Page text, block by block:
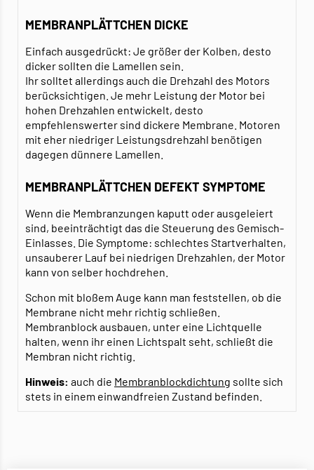
MEMBRANPLÄTTCHEN DICKE
Einfach ausgedrückt: Je größer der Kolben, desto
dicker sollten die Lamellen sein.
Ihr solltet allerdings auch die Drehzahl des Motors
berücksichtigen. Je mehr Leistung der Motor bei
hohen Drehzahlen entwickelt, desto
empfehlenswerter sind dickere Membrane. Motoren
mit eher niedriger Leistungsdrehzahl benötigen
dagegen dünnere Lamellen.
MEMBRANPLÄTTCHEN DEFEKT SYMPTOME
Wenn die Membranzungen kaputt oder ausgeleiert
sind, beeinträchtigt das die Steuerung des Gemisch-
Einlasses. Die Symptome: schlechtes Startverhalten,
unsauberer Lauf bei niedrigen Drehzahlen, der Motor
kann von selber hochdrehen.
Schon mit bloßem Auge kann man feststellen, ob die
Membrane nicht mehr richtig schließen.
Membranblock ausbauen, unter eine Lichtquelle
halten, wenn ihr einen Lichtspalt seht, schließt die
Membran nicht richtig.
Hinweis: auch die Membranblockdichtung sollte sich
stets in einem einwandfreien Zustand befinden.